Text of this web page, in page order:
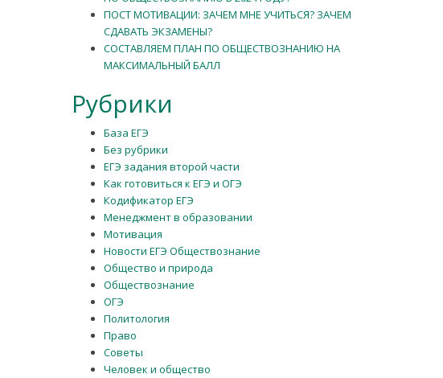
ПОСТ МОТИВАЦИИ: ЗАЧЕМ МНЕ УЧИТЬСЯ? ЗАЧЕМ
СДАВАТЬ ЭКЗАМЕНЫ?
СОСТАВЛЯЕМ ПЛАН ПО ОБЩЕСТВОЗНАНИЮ НА
МАКСИМАЛЬНЫЙ БАЛЛ
Рубрики
База ЕГЭ
Без рубрики
ЕГЭ задания второй части
Как готовиться к ЕГЭ и ОГЭ
Кодификатор ЕГЭ
Менеджмент в образовании
Мотивация
Новости ЕГЭ Обществознание
Общество и природа
Обществознание
ОГЭ
Политология
Право
Советы
Человек и общество